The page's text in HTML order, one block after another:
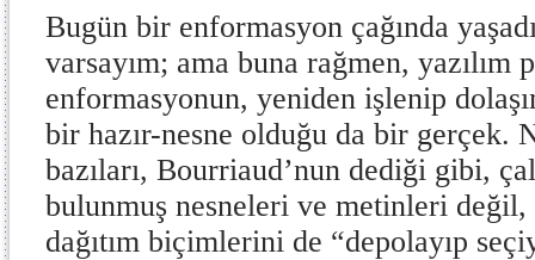
Bugün bir enformasyon çağında
varsayım; ama buna rağmen, yazılım
enformasyonun, yeniden işlenip
bir hazır-nesne olduğu da bir gerçek.
bazıları, Bourriaud’nun dediği gibi,
bulunmuş nesneleri ve metinleri
dağıtım biçimlerini de “depolayıp